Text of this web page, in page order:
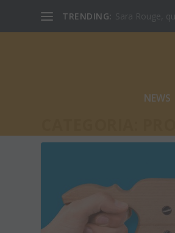
TRENDING: Sara Rouge,
NEWS